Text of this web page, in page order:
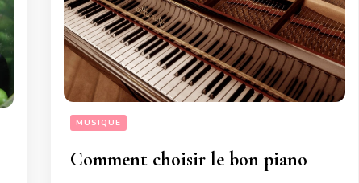
MUSIQUE
Comment choisir le bon piano